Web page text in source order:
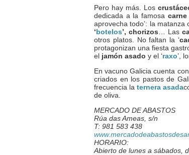
Pero hay más. Los
dedicada a la famosa carne
aprovecha todo’: la
‘botelos’, chorizos … Las
otros platos. No faltan la ‘
protagonizan una fiesta
el jamón asado y el ‘raxo’,
En vacuno Galicia cuenta
criados en los pastos de
frecuencia laternera asada
de oliva.
MERCADO DE ABASTOS
Rúa das Ameas, s/n
T: 981 583 438
HORARIO:
Abierto de lunes a sábados,